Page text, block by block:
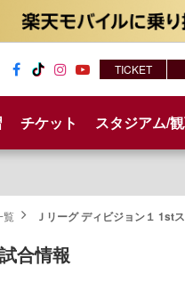
am e
チケット スタジアム/
TICKET
覧 Ｊリーグ ディビジョン１
試合情報